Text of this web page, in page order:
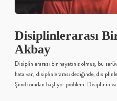
Disiplinlerarası
Akbay
Disiplinlerarası bir hayatınız olmuş, bu
hata var; disiplinlerarası dediğinde,
Şimdi oradan başlıyor problem. Disiplinin